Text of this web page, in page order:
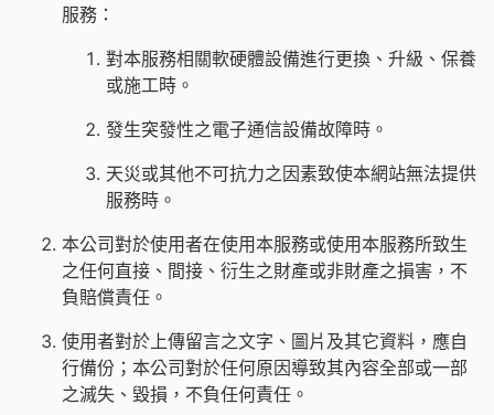
服務：
對本服務相關軟硬體設備進行更換、升級、保養
或施工時。
發生突發性之電子通信設備故障時。
天災或其他不可抗力之因素致使本網站無法提供
服務時。
本公司對於使用者在使用本服務或使用本服務所致生
之任何直接、間接、衍生之財產或非財產之損害，不
負賠償責任。
使用者對於上傳留言之文字、圖片及其它資料，應自
行備份；本公司對於任何原因導致其內容全部或一部
之滅失、毀損，不負任何責任。